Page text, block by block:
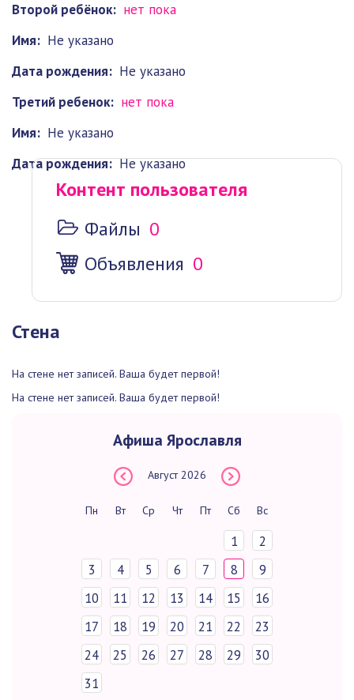
Второй ребёнок: нет пока
Имя: Не указано
Дата рождения: Не указано
Третий ребенок: нет пока
Имя: Не указано
Дата рождения: Не указано
Контент пользователя
Файлы 0
Объявления 0
Стена
На стене нет записей. Ваша будет первой!
На стене нет записей. Ваша будет первой!
Афиша Ярославля
Август 2026
Пн Вт Ср Чт Пт Сб Вс
1
2
3
4 5 6 7 8
9
10
11 12 13 14 15
16
17
18 19 20 21 22
23
24
25 26 27 28 29
30
31